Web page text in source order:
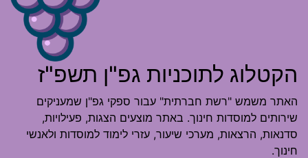
הקטלוג לתוכניות גפ"ן תשפ"ז
האתר משמש "רשת חברתית" עבור ספקי גפ"ן שמעניקים
שירותים למוסדות חינוך. באתר מוצעים הצגות, פעילויות,
סדנאות, הרצאות, מערכי שיעור, עזרי לימוד למוסדות ולאנשי
חינוך.